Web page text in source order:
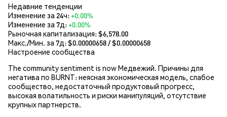
Недавние тенденции
Изменение за 24ч:+0.00%
Изменение за 7д:+0.00%
Рыночная капитализация:$6,578.00
Макс./Мин. за 7д: $0.00000658/ $0.00000658
Настроение сообщества
The community sentiment is now Медвежий. Причины для
негатива по BURNT: неясная экономическая модель, слабое
сообщество, недостаточный продуктовый прогресс,
высокая волатильность и риски манипуляций, отсутствие
крупных партнерств.